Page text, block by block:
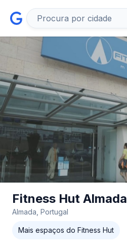
Fitness Hut Almada
Almada, Portugal
Mais espaços do Fitness Hut